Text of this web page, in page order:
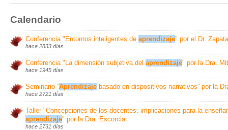
Calendario
Conferencia "Entornos inteligentes de aprendizaje" por el Dr. Zapata
hace 2833 días
Conferencia "La dimensión subjetiva del aprendizaje" por la Dra.
hace 1945 días
Seminario “Aprendizaje basado en dispositivos narrativos” por la
hace 2721 días
Taller "Concepciones de los docentes: implicaciones para la
aprendizaje" por la Dra. Escorcia
hace 2731 días